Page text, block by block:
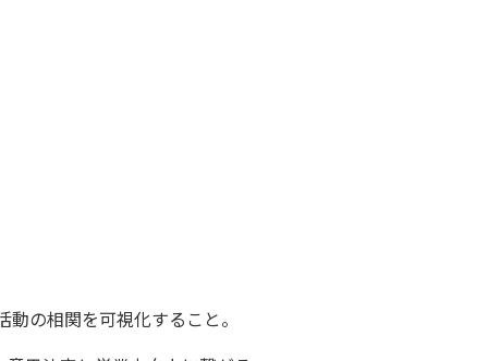
の相関を可視化すること。